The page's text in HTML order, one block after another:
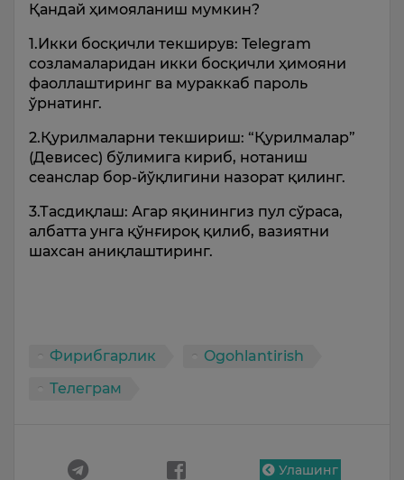
Қандай ҳимояланиш мумкин?
1️.Икки босқичли текширув: Telegram
созламаларидан икки босқичли ҳимояни
фаоллаштиринг ва мураккаб пароль
ўрнатинг.
2️.Қурилмаларни текшириш: “Қурилмалар”
(Девиcес) бўлимига кириб, нотаниш
сеанслар бор-йўқлигини назорат қилинг.
3️.Тасдиқлаш: Агар яқинингиз пул сўраса,
албатта унга қўнғироқ қилиб, вазиятни
шахсан аниқлаштиринг.
Фирибгарлик
Ogohlantirish
Телеграм
Улашинг